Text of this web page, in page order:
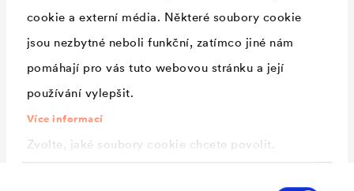
cookie a externí média. Některé soubory cookie
jsou nezbytné neboli funkční, zatímco jiné nám
pomáhají pro vás tuto webovou stránku a její
používání vylepšit.
Více informací
Zvolte, jaké soubory cookie chcete povolit.
Rozměr
50 × 1,50 m
Hmotnost role
CE-shoda